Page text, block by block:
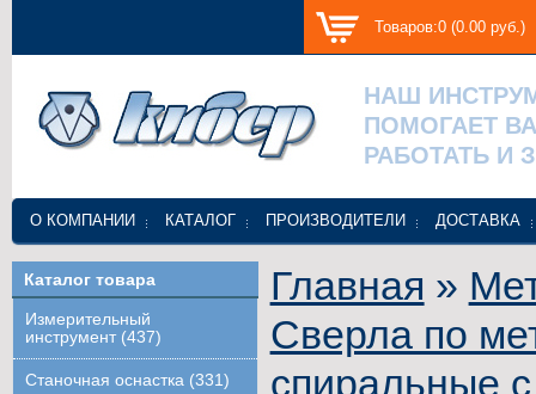
Товаров:0 (0.00 руб.)
НАШ
ПОМОГАЕТ
РАБОТАТЬ И
О КОМПАНИИ КАТАЛОГ ПРОИЗВОДИТЕЛИ ДОСТАВКА
Каталог товара
Измерительный
инструмент (437)
Станочная оснастка (331)
Главная »
Сверла по
спиральные